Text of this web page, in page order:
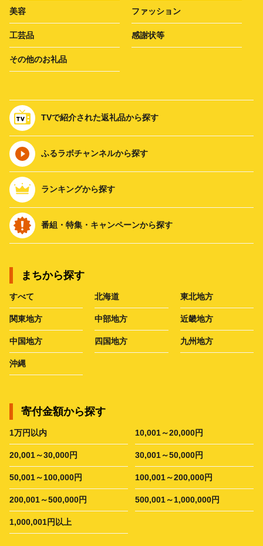
美容 ファッション
工芸品 感謝状等
その他のお礼品
TVで紹介された返礼品から探す
ふるラボチャンネルから探す
ランキングから探す
番組・特集・キャンペーンから探す
まちから探す
すべて 北海道 東北地方
関東地方 中部地方 近畿地方
中国地方 四国地方 九州地方
沖縄
寄付金額から探す
1万円以内 10,001～20,000円
20,001～30,000円 30,001～50,000円
50,001～100,000円 100,001～200,000円
200,001～500,000円 500,001～1,000,000円
1,000,001円以上